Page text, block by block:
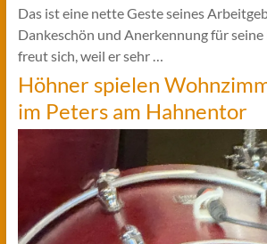
Das ist eine nette Geste seines
Dankeschön und Anerkennung für seine
freut sich, weil er sehr …
Höhner spielen
im Peters am Hahnentor